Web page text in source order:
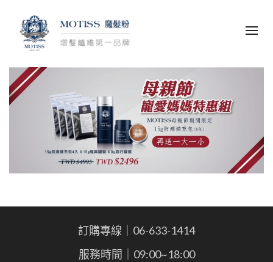
訂購專線｜06-633-1414
服務時間｜09:00~18:00